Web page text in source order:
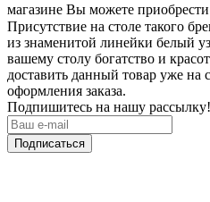
магазине Вы можете приобрести
Присутствие на столе такого
из знаменитой линейки белый
вашему столу богатство и
доставить данный товар уже на
оформления заказа.
Подпишитесь на нашу рассылку!
Подписаться